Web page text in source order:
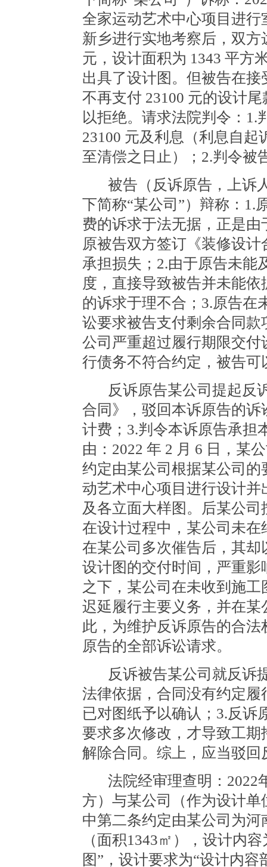
全家运动艺术中心项目进
新乡进行实地考察后，双
元，设计面积为 1343 平方
出具了设计图。但被告在
不再支付 23100 元的设计
以拒绝。请求法院判令：1.
23100 元及利息（利息自
至清偿之日止）；2.判令被
被告（反诉原告，上诉
下简称“某公司”）辩称：1.
费的诉求于法无据，正是
原被告双方签订《装修设
承担损失；2.由于原告未能
度，直接导致被告并未能
的诉求于理不合；3.原告在
讼要求被告支付剩余合同款
公司严重超过履行期限交
行债务不符合约定，被告
反诉原告某公司提起反
合同》，驳回本诉原告的诉
计费；3.判令本诉原告承担
由：2022 年 2 月 6 日，某
约定由某公司根据某公司
动艺术中心项目进行设计
及各立面大样图。后某公
在设计过程中，某公司未
在某公司多次催告后，其
设计图的交付时间，严重
之下，某公司在未收到施
迟延履行主要义务，并在
此，为维护反诉原告的合
原告的全部诉讼请求。
反诉被告某公司就反诉
法律依据，合同没有约定
已对图纸予以确认；3.反诉
要求多次修改，才导致工
解除合同。综上，应当驳回
法院经审理查明： 2022
方）与某公司（作为设计
中第二条约定由某公司为
（面积1343㎡），设计内
图”，设计要求为“设计内